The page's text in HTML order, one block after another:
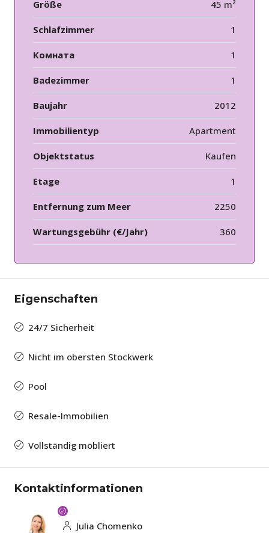
Größe 45 m²
Schlafzimmer 1
Комната 1
Badezimmer 1
Baujahr 2012
Immobilientyp Apartment
Objektstatus Kaufen
Etage 1
Entfernung zum Meer 2250
Wartungsgebühr (€/Jahr) 360
Eigenschaften
24/7 Sicherheit
Nicht im obersten Stockwerk
Pool
Resale-Immobilien
Vollständig möbliert
Kontaktinformationen
Julia Chomenko